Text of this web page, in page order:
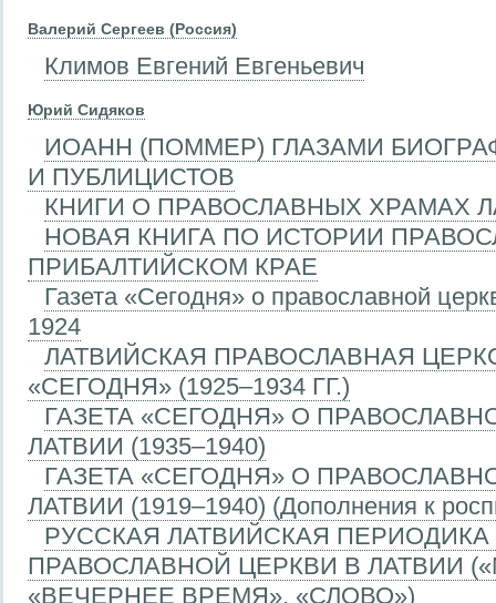
Валерий Сергеев (Россия)
Климов Евгений Евгеньевич
Юрий Сидяков
ИОАНН (ПОММЕР) ГЛАЗАМИ
И ПУБЛИЦИСТОВ
КНИГИ О ПРАВОСЛАВНЫХ ХРАМАХ
НОВАЯ КНИГА ПО ИСТОРИИ
ПРИБАЛТИЙСКОМ КРАЕ
Газета «Сегодня» о православной
1924
ЛАТВИЙСКАЯ ПРАВОСЛАВНАЯ
«СЕГОДНЯ» (1925–1934 ГГ.)
ГАЗЕТА «СЕГОДНЯ» О
ЛАТВИИ (1935–1940)
ГАЗЕТА «СЕГОДНЯ» О
ЛАТВИИ (1919–1940) (Дополнения к
РУССКАЯ ЛАТВИЙСКАЯ ПЕРИОДИКА
ПРАВОСЛАВНОЙ ЦЕРКВИ В ЛАТВИИ
«ВЕЧЕРНЕЕ ВРЕМЯ», «СЛОВО»)